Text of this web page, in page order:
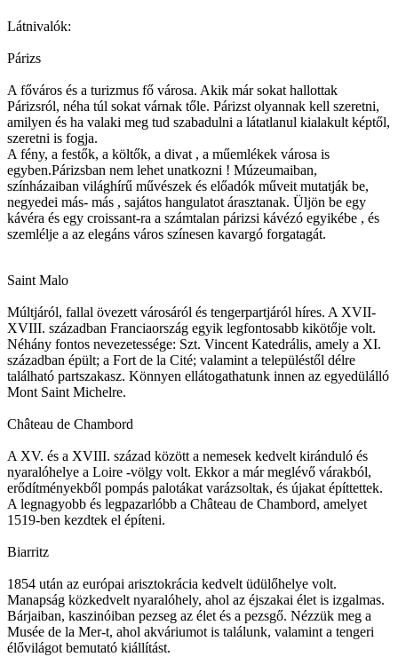
Látnivalók:
Párizs
A főváros és a turizmus fő városa. Akik már sokat hallottak
Párizsról, néha túl sokat várnak tőle. Párizst olyannak kell szeretni,
amilyen és ha valaki meg tud szabadulni a látatlanul kialakult képtől,
szeretni is fogja.
A fény, a festők, a költők, a divat , a műemlékek városa is
egyben.Párizsban nem lehet unatkozni ! Múzeumaiban,
színházaiban világhírű művészek és előadók műveit mutatják be,
negyedei más- más , sajátos hangulatot árasztanak. Üljön be egy
kávéra és egy croissant-ra a számtalan párizsi kávézó egyikébe , és
szemlélje a az elegáns város színesen kavargó forgatagát.
Saint Malo
Múltjáról, fallal övezett városáról és tengerpartjáról híres. A XVII-
XVIII. században Franciaország egyik legfontosabb kikötője volt.
Néhány fontos nevezetessége: Szt. Vincent Katedrális, amely a XI.
században épült; a Fort de la Cité; valamint a településtől délre
található partszakasz. Könnyen ellátogathatunk innen az egyedülálló
Mont Saint Michelre.
Château de Chambord
A XV. és a XVIII. század között a nemesek kedvelt kiránduló és
nyaralóhelye a Loire -völgy volt. Ekkor a már meglévő várakból,
erődítményekből pompás palotákat varázsoltak, és újakat építtettek.
A legnagyobb és legpazarlóbb a Château de Chambord, amelyet
1519-ben kezdtek el építeni.
Biarritz
1854 után az európai arisztokrácia kedvelt üdülőhelye volt.
Manapság közkedvelt nyaralóhely, ahol az éjszakai élet is izgalmas.
Bárjaiban, kaszinóiban pezseg az élet és a pezsgő. Nézzük meg a
Musée de la Mer-t, ahol akváriumot is találunk, valamint a tengeri
élővilágot bemutató kiállítást.